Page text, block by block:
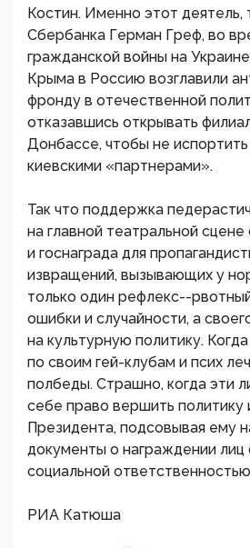
Костин. Именно этот деятель,
Сбербанка Герман Греф, во
гражданской войны на
Крыма в Россию возглавили
фронду в отечественной
отказавшись открывать
Донбассе, чтобы не
киевскими «партнерами».
Так что поддержка
на главной театральной сцене
и госнаграда для
извращений, вызывающих у
только один рефлекс--
ошибки и случайности, а
на культурную политику.
по своим гей-клубам и псих
полбеды. Страшно, когда эти
себе право вершить политику
Президента, подсовывая ему
документы о награждении
социальной
РИА Катюша